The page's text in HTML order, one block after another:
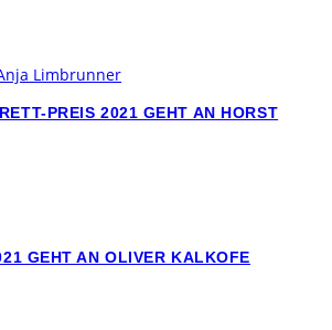
PREIS 2021 GEHT AN HORST
GEHT AN OLIVER KALKOFE